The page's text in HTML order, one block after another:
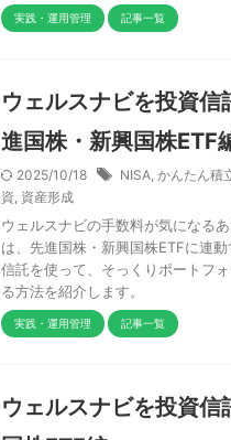
実践・運用管理 記事一覧
ウェルスナビを投資信
進国株・新興国株ETF
2025/10/18 NISA, かんたん積
資, 資産形成
ウェルスナビの手数料が気になる
は、先進国株・新興国株ETFに連
信託を使って、そっくりポートフ
る方法を紹介します。
実践・運用管理 記事一覧
ウェルスナビを投資信